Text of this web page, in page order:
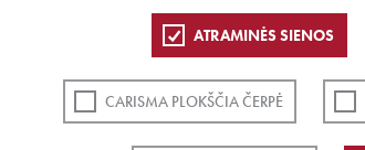
ATRAMINĖS SIENOS
CARISMA PLOKŠČIA ČERPĖ